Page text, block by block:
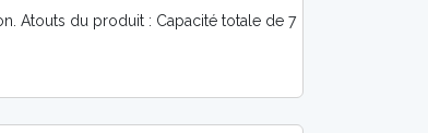
Atouts du produit : Capacité totale de 7